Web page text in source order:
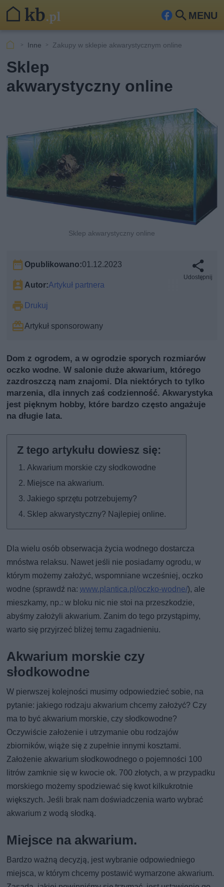
MENU
Fa
ook
Szu
kaj
Inne Zakupy w sklepie akwarystycznym online
Sklep
akwarystyczny online
Sklep akwarystyczny online
Opublikowano:01.12.2023
Autor:Artykuł partnera
Drukuj
Artykuł sponsorowany
Udostępnij
Dom z ogrodem, a w ogrodzie sporych rozmiarów
oczko wodne. W salonie duże akwarium, którego
zazdroszczą nam znajomi. Dla niektórych to tylko
marzenia, dla innych zaś codzienność. Akwarystyka
jest pięknym hobby, które bardzo często angażuje
na długie lata.
Akwarium morskie czy słodkowodne
Miejsce na akwarium.
Jakiego sprzętu potrzebujemy?
Sklep akwarystyczny? Najlepiej online.
Dla wielu osób obserwacja życia wodnego dostarcza
mnóstwa relaksu. Nawet jeśli nie posiadamy ogrodu, w
którym możemy założyć, wspomniane wcześniej, oczko
wodne (sprawdź na:www.plantica.pl/oczko-wodne/), ale
mieszkamy, np.: w bloku nic nie stoi na przeszkodzie,
abyśmy założyli akwarium. Zanim do tego przystąpimy,
warto się przyjrzeć bliżej temu zagadnieniu.
Akwarium morskie czy
słodkowodne
W pierwszej kolejności musimy odpowiedzieć sobie, na
pytanie: jakiego rodzaju akwarium chcemy założyć? Czy
ma to być akwarium morskie, czy słodkowodne?
Oczywiście założenie i utrzymanie obu rodzajów
zbiorników, wiąże się z zupełnie innymi kosztami.
Założenie akwarium słodkowodnego o pojemności 100
litrów zamknie się w kwocie ok. 700 złotych, a w przypadku
morskiego możemy spodziewać się kwot kilkukrotnie
większych. Jeśli brak nam doświadczenia warto wybrać
akwarium z wodą słodką.
Miejsce na akwarium.
Bardzo ważną decyzją, jest wybranie odpowiedniego
miejsca, w którym chcemy postawić wymarzone akwarium.